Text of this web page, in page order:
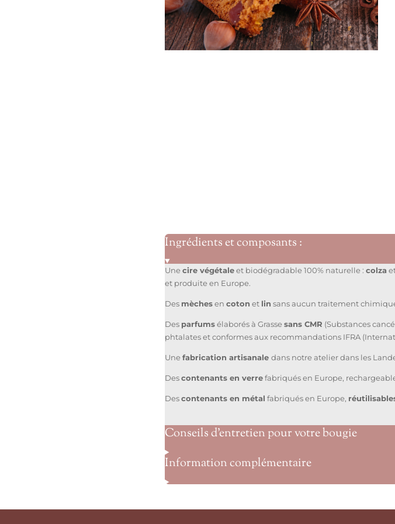
Ingrédients et composants :
Unecire végétaleet biodégradable 100% naturelle : colza
et produite en Europe.
Des mèchesen coton et lin sans aucun traitement
Des parfumsélaborés à Grassesans CMR (Substances
phtalates et conformes aux recommandations IFRA
Unefabrication artisanale dans notre atelier dans les
Descontenants en verrefabriqués en Europe,
Descontenants en métal fabriqués en Europe,
Conseils d’entretien pour votre bougie
Information complémentaire